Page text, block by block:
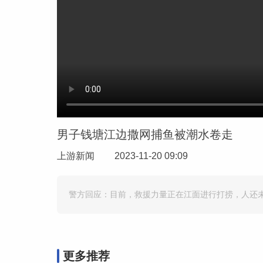
男子钱塘江边撒网捕鱼被潮水卷走
上游新闻 2023-11-20 09:09
警方回应：目前，救援力量正在江面进行打捞，人还
更多推荐